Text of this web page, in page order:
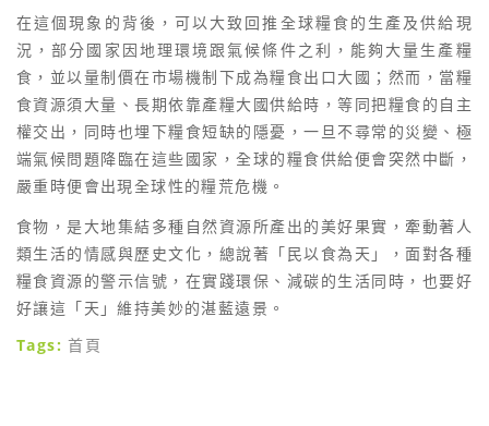
在這個現象的背後，可以大致回推全球糧食的生產及供給現
況，部分國家因地理環境跟氣候條件之利，能夠大量生產糧
食，並以量制價在市場機制下成為糧食出口大國；然而，當糧
食資源須大量、長期依靠產糧大國供給時，等同把糧食的自主
權交出，同時也埋下糧食短缺的隱憂，一旦不尋常的災變、極
端氣候問題降臨在這些國家，全球的糧食供給便會突然中斷，
嚴重時便會出現全球性的糧荒危機。
食物，是大地集結多種自然資源所產出的美好果實，牽動著人
類生活的情感與歷史文化，總說著「民以食為天」，面對各種
糧食資源的警示信號，在實踐環保、減碳的生活同時，也要好
好讓這「天」維持美妙的湛藍遠景。
Tags: 首頁